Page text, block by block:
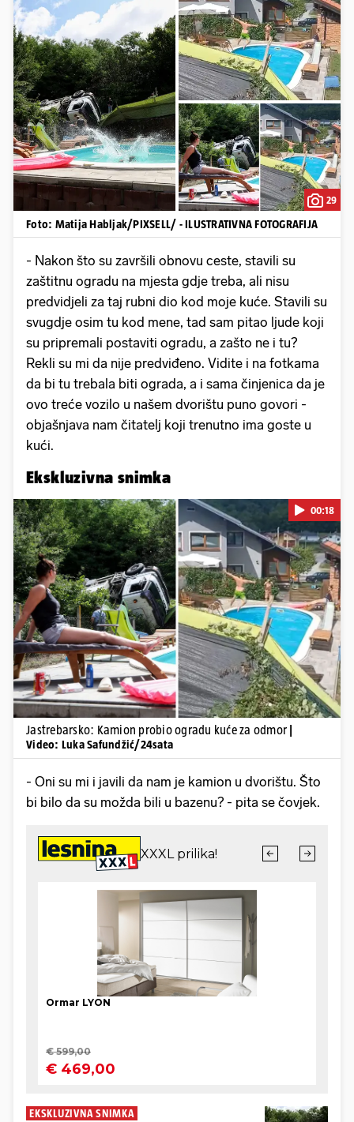
29
Foto: Matija Habljak/PIXSELL/ - ILUSTRATIVNA FOTOGRAFIJA
- Nakon što su završili obnovu ceste, stavili su
zaštitnu ogradu na mjesta gdje treba, ali nisu
predvidjeli za taj rubni dio kod moje kuće. Stavili su
svugdje osim tu kod mene, tad sam pitao ljude koji
su pripremali postaviti ogradu, a zašto ne i tu?
Rekli su mi da nije predviđeno. Vidite i na fotkama
da bi tu trebala biti ograda, a i sama činjenica da je
ovo treće vozilo u našem dvorištu puno govori -
objašnjava nam čitatelj koji trenutno ima goste u
kući.
Ekskluzivna snimka
Pokretanje videa...
00:18
Jastrebarsko: Kamion probio ogradu kuće za odmor
Video: Luka Safundžić/24sata
- Oni su mi i javili da nam je kamion u dvorištu. Što
bi bilo da su možda bili u bazenu? - pita se čovjek.
EKSKLUZIVNA SNIMKA